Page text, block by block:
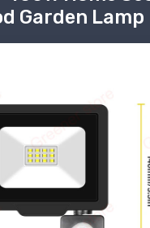
Garden Lamp